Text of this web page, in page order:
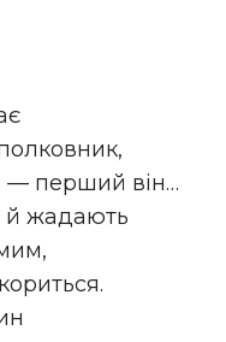
— перший він…
й жадають